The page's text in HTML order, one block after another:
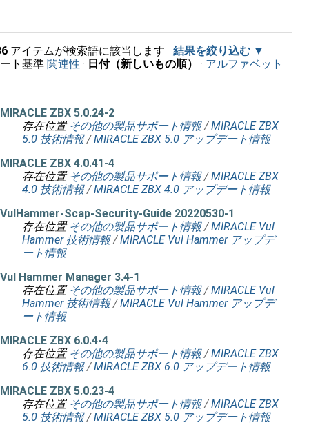
アイテムが検索語に該当します
結果を絞り込む
ト基準 関連性 · 日付（新しいもの順） · アルファベット
MIRACLE ZBX 5.0.24-2
存在位置 その他の製品サポート情報 /MIRACLE ZBX
5.0 技術情報 /MIRACLE ZBX 5.0 アップデート情報
MIRACLE ZBX 4.0.41-4
存在位置 その他の製品サポート情報 /MIRACLE ZBX
4.0 技術情報 /MIRACLE ZBX 4.0 アップデート情報
VulHammer-Scap-Security-Guide 20220530-1
存在位置 その他の製品サポート情報 /MIRACLE Vul
Hammer 技術情報 /MIRACLE Vul Hammer アップデ
ート情報
Vul Hammer Manager 3.4-1
存在位置 その他の製品サポート情報 /MIRACLE Vul
Hammer 技術情報 /MIRACLE Vul Hammer アップデ
ート情報
MIRACLE ZBX 6.0.4-4
存在位置 その他の製品サポート情報 /MIRACLE ZBX
6.0 技術情報 /MIRACLE ZBX 6.0 アップデート情報
MIRACLE ZBX 5.0.23-4
存在位置 その他の製品サポート情報 /MIRACLE ZBX
5.0 技術情報 /MIRACLE ZBX 5.0 アップデート情報